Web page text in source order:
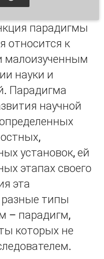
парадигмы
относится к
малоизученным
науки и
Парадигма
научной
установок, ей
этапах своего
эта
разные типы
– парадигм,
которых не